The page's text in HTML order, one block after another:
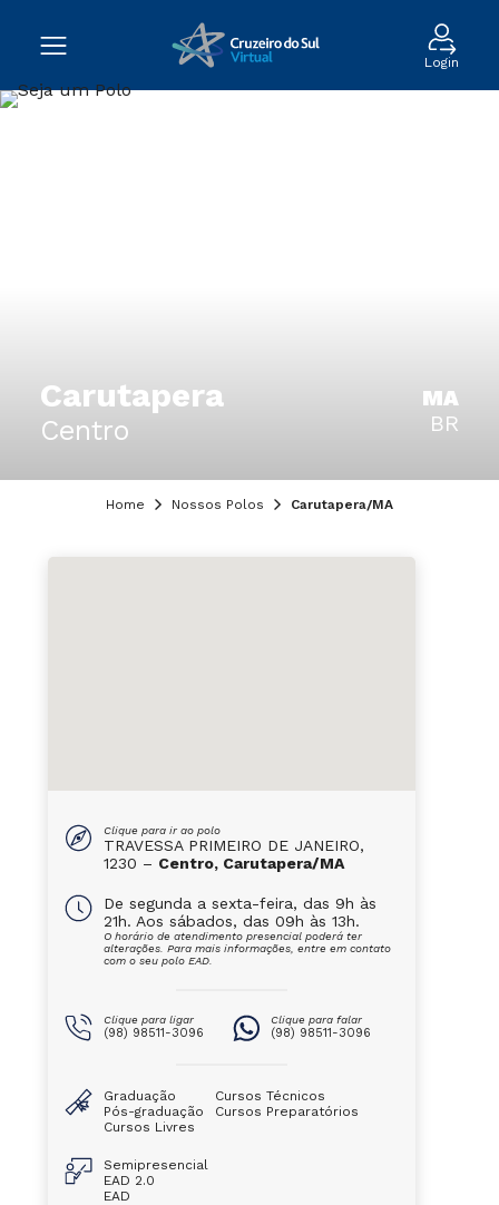
Login
Carutapera
Centro
MA
BR
Home Nossos Polos Carutapera/MA
Clique para ir ao polo
TRAVESSA PRIMEIRO DE JANEIRO,
1230 – Centro, Carutapera/MA
De segunda a sexta-feira, das 9h às
21h. Aos sábados, das 09h às 13h.
O horário de atendimento presencial poderá ter
alterações. Para mais informações, entre em contato
com o seu polo EAD.
Clique para ligar
(98) 98511-3096
Clique para falar
(98) 98511-3096
Graduação
Pós-graduação
Cursos Livres
Cursos Técnicos
Cursos Preparatórios
Semipresencial
EAD 2.0
EAD